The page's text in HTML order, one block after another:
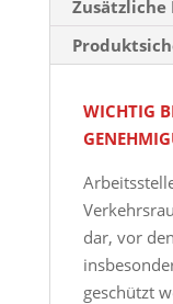
WICHTIG
dar, vor
geschützt